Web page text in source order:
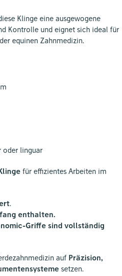
Klinge eine ausgewogene
Kontrolle und eignet sich ideal für
equinen Zahnmedizin.
oder linguar
für effizientes Arbeiten im
.
enthalten.
Griffe sind vollständig
auf Präzision,
setzen.